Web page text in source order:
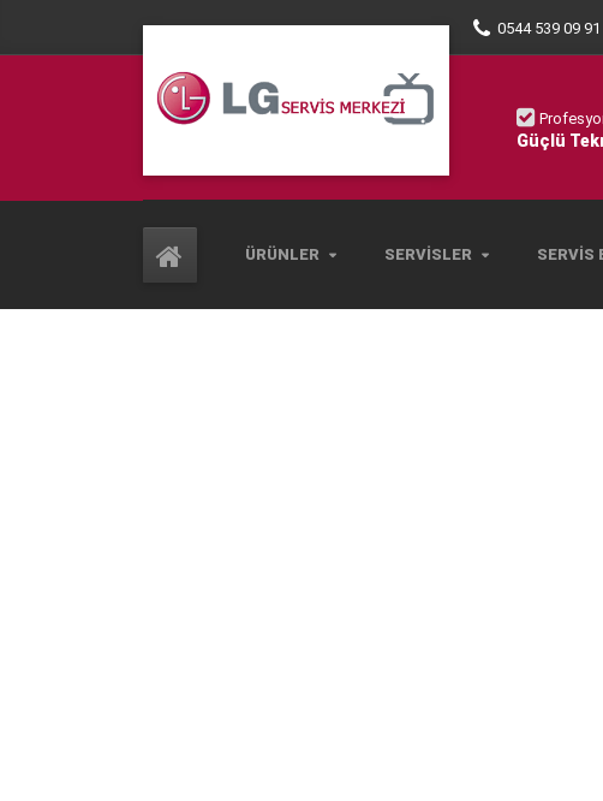
0544 539 09 91
ÜRÜNLER SERVISLER SERVIS
Güçlü